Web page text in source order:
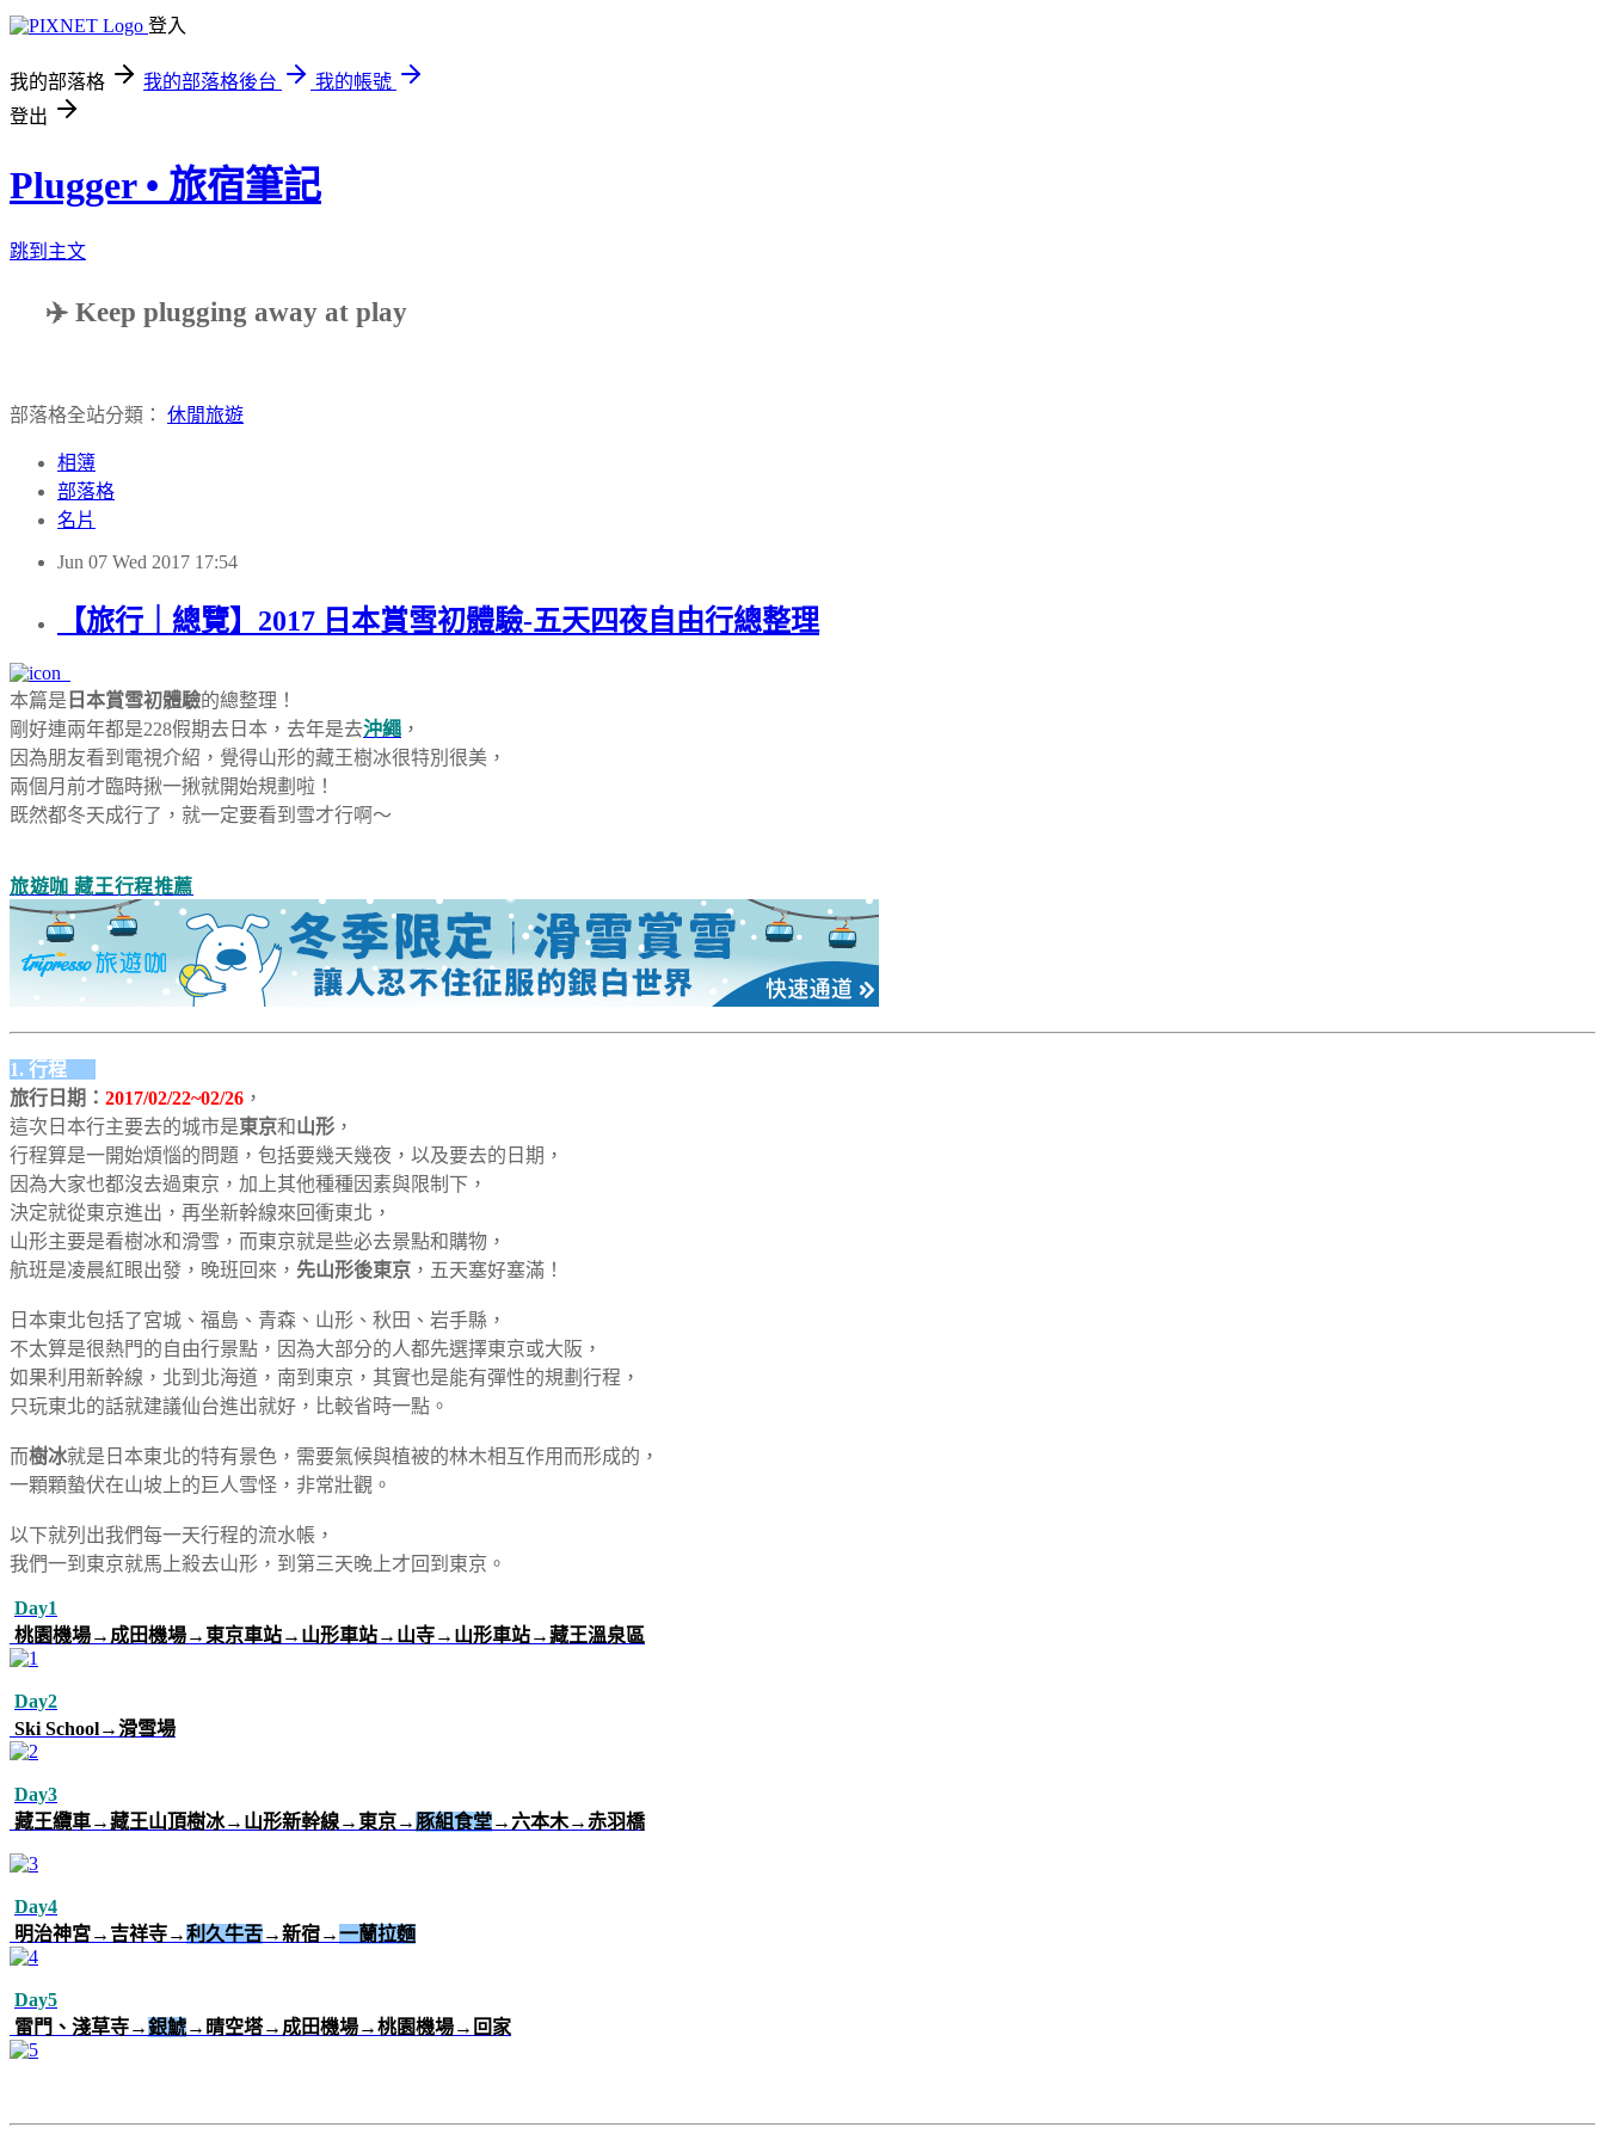
登入
我的部落格 我的部落格後台
我的帳號
登出
Plugger • 旅宿筆記
跳到主文
✈️ Keep plugging away at play
部落格全站分類： 休閒旅遊
相簿
部落格
名片
Jun 07 Wed 2017 17:54
【旅行｜總覽】2017 日本賞雪初體驗-五天四夜自由行總整理
本篇是 日本賞雪初體驗的總整理！
剛好連兩年都是228假期去日本，去年是去沖繩 ，
因為朋友看到電視介紹，覺得山形的藏王樹冰很特別很美，
兩個月前才臨時揪一揪就開始規劃啦！
既然都冬天成行了，就一定要看到雪才行啊～
旅遊咖 藏王行程推薦
1. 行程
旅行日期： 2017/02/22~02/26 ，
這次日本行主要去的城市是東京和山形 ，
行程算是一開始煩惱的問題，包括要幾天幾夜，以及要去的日期，
因為大家也都沒去過東京，加上其他種種因素與限制下，
決定就從東京進出，再坐新幹線來回衝東北，
山形主要是看樹冰和滑雪，而東京就是些必去景點和購物，
航班是凌晨紅眼出發，晚班回來， 先山形後東京 ，五天塞好塞滿！
日本東北包括了宮城、福島、青森、山形、秋田、岩手縣，
不太算是很熱門的自由行景點，因為大部分的人都先選擇東京或大阪，
如果利用新幹線，北到北海道，南到東京，其實也是能有彈性的規劃行程，
只玩東北的話就建議仙台進出就好，比較省時一點。
而樹冰就是日本東北的特有景色，需要氣候與植被的林木相互作用而形成的，
一顆顆蟄伏在山坡上的巨人雪怪，非常壯觀。
以下就列出我們每一天行程的流水帳，
我們一到東京就馬上殺去山形，到第三天晚上才回到東京。
Day1
桃園機場→成田機場→東京車站→山形車站→山寺→山形車站→藏王溫泉區
Day2
Ski School→滑雪場
Day3
藏王纜車→藏王山頂樹冰→ 山形新幹線→東京→ 豚組食堂→六本木→赤羽橋
Day4
明治神宮→吉祥寺→利久牛舌→新宿→一蘭拉麵
Day5
雷門、淺草寺→銀鯱→晴空塔→成田機場→桃園機場→回家